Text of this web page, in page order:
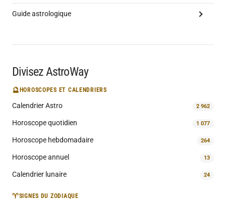
Guide astrologique
Divisez AstroWay
🔮HOROSCOPES ET CALENDRIERS
Calendrier Astro 2 962
Horoscope quotidien 1 077
Horoscope hebdomadaire 264
Horoscope annuel 13
Calendrier lunaire 24
♈SIGNES DU ZODIAQUE